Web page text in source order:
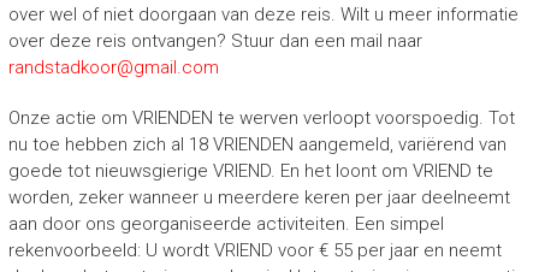
over wel of niet doorgaan van deze reis. Wilt u meer informatie
over deze reis ontvangen? Stuur dan een mail naar
randstadkoor@gmail.com
Onze actie om VRIENDEN te werven verloopt voorspoedig. Tot
nu toe hebben zich al 18 VRIENDEN aangemeld, variërend van
goede tot nieuwsgierige VRIEND. En het loont om VRIEND te
worden, zeker wanneer u meerdere keren per jaar deelneemt
aan door ons georganiseerde activiteiten. Een simpel
rekenvoorbeeld: U wordt VRIEND voor € 55 per jaar en neemt